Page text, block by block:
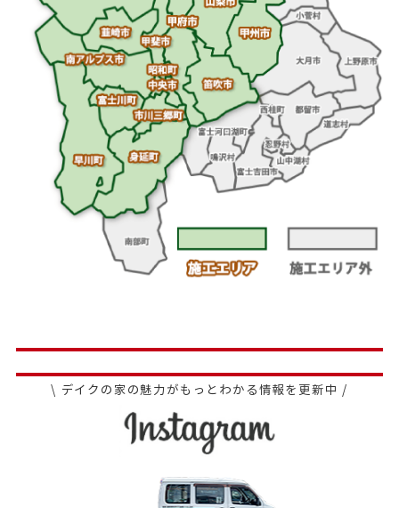
\ デイクの家の魅力がもっとわかる情報を更新中 /